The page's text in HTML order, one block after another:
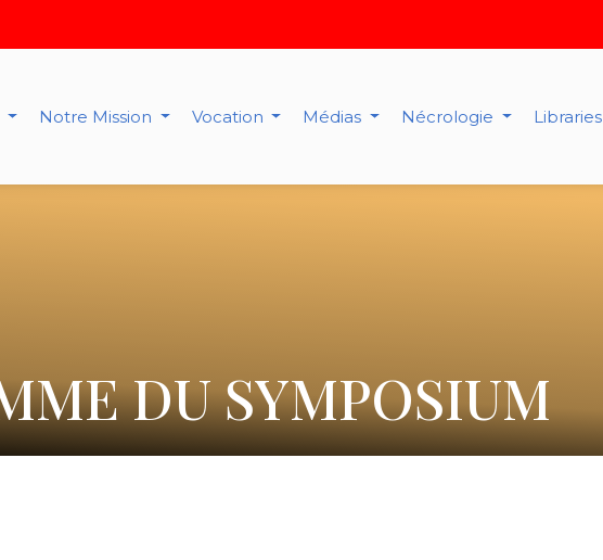
Notre Mission Vocation Médias Nécrologie Libraries
DU SYMPOSIUM